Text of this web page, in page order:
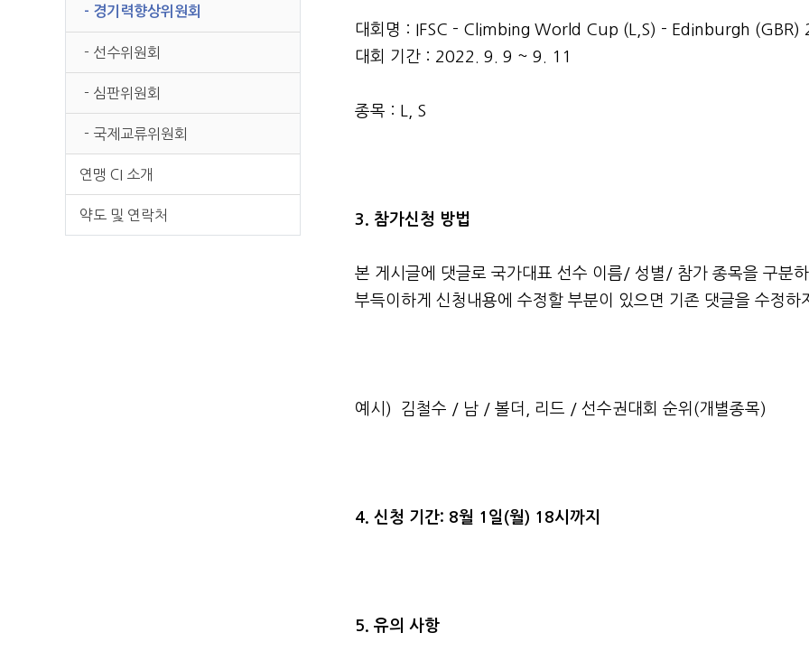
대회명 : IFSC - Climbing World Cup (L,S) - Edinburgh (GBR)
대회 기간 : 2022. 9. 9 ~ 9. 11
종목 : L, S
3. 참가신청 방법
본 게시글에 댓글로 국가대표 선수 이름/ 성별/ 참가 종목을 구분
부득이하게 신청내용에 수정할 부분이 있으면 기존 댓글을 수정
예시) 김철수 / 남 / 볼더, 리드 / 선수권대회 순위(개별종목)
4. 신청 기간: 8월 1일(월) 18시까지
5. 유의 사항
- 경기력향상위원회
- 선수위원회
- 심판위원회
- 국제교류위원회
연맹 CI 소개
약도 및 연락처